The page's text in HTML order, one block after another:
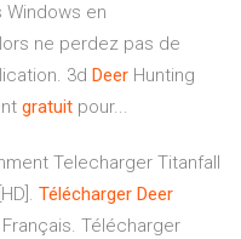
en
ne perdez pas de
3d Deer Hunting
gratuit pour...
Telecharger Titanfall
Télécharger Deer
Télécharger